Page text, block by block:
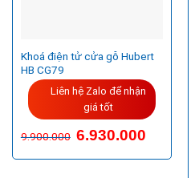
Khoá điện tử cửa gỗ Hubert
HB CG79
Liên hệ Zalo để nhận
giá tốt
9.900.000 6.930.000